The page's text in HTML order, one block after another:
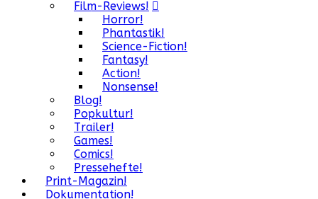
Film-Reviews!
Horror!
Phantastik!
Science-Fiction!
Fantasy!
Action!
Nonsense!
Blog!
Popkultur!
Trailer!
Games!
Comics!
Pressehefte!
Print-Magazin!
Dokumentation!